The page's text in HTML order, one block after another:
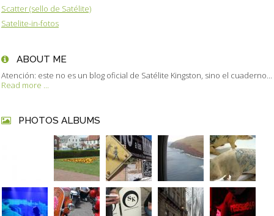
Scatter (sello de Satélite)
Satelite-in-fotos
ABOUT ME
Atención: este no es un blog oficial de Satélite Kingston, sino el cuaderno...
Read more ...
PHOTOS ALBUMS